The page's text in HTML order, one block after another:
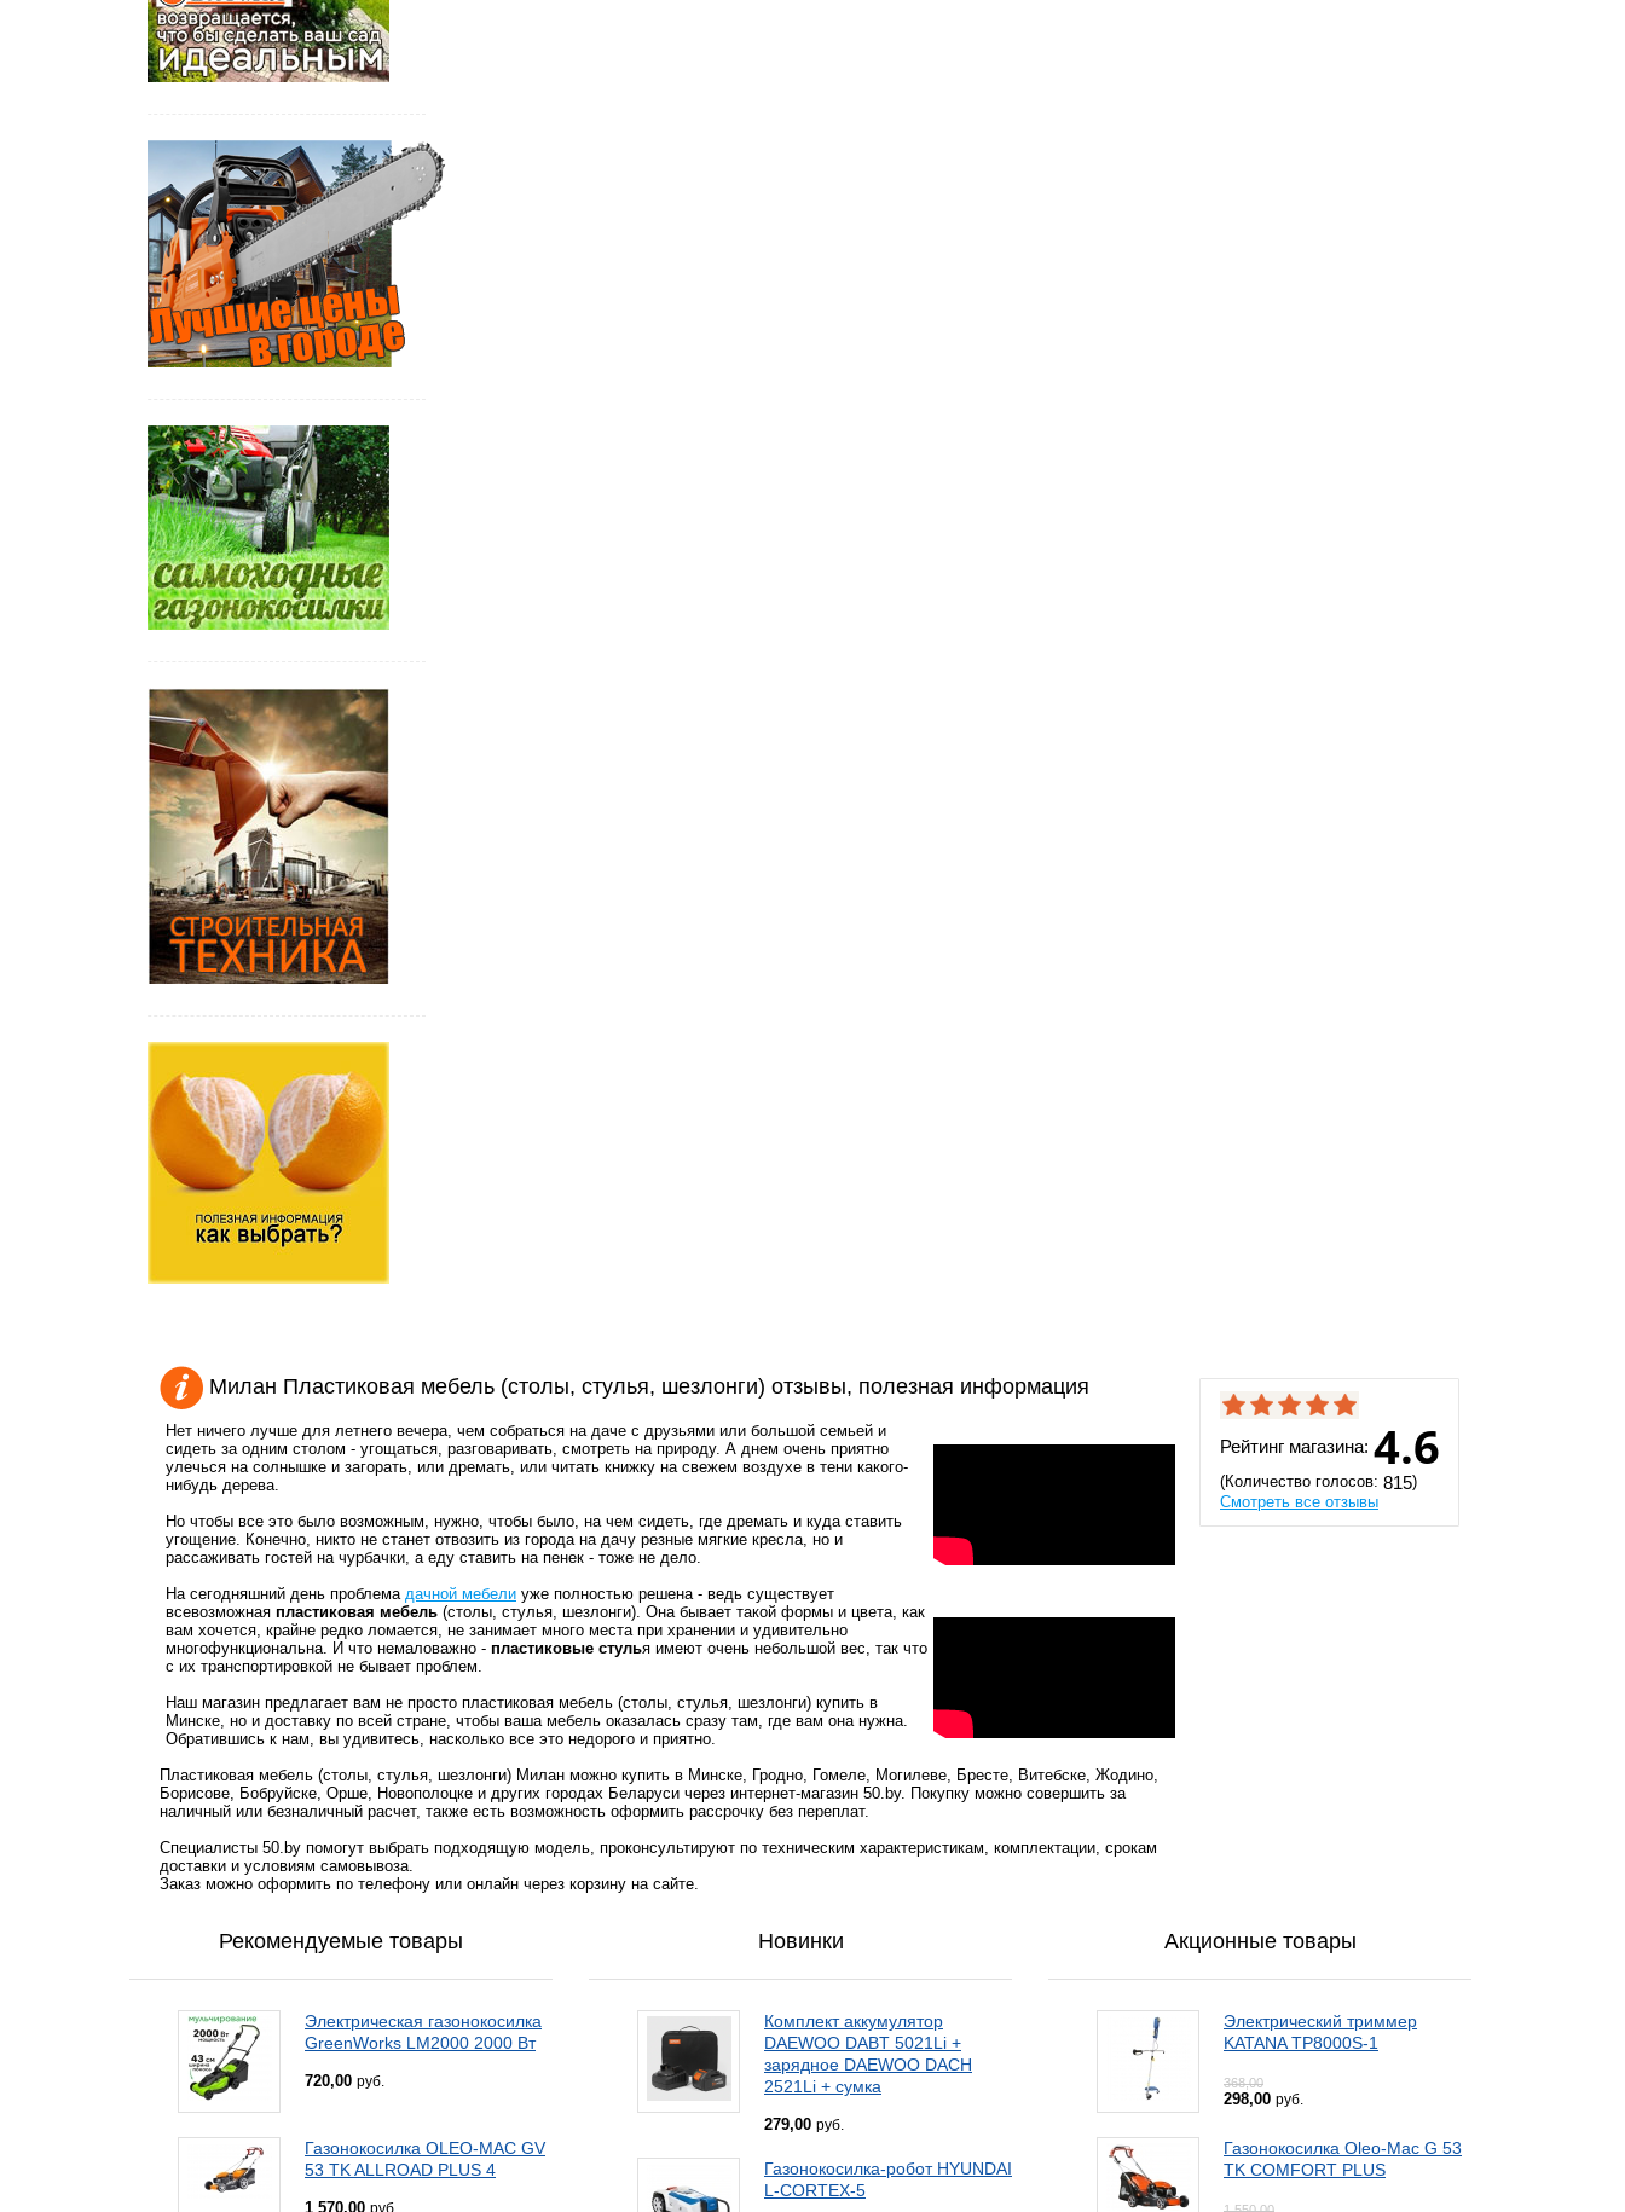
Милан Пластиковая мебель (столы, стулья, шезлонги) отзывы, полезная информация
Нет ничего лучше для летнего вечера, чем собраться на даче с друзьями или большой семьей и
сидеть за одним столом - угощаться, разговаривать, смотреть на природу. А днем очень приятно
улечься на солнышке и загорать, или дремать, или читать книжку на свежем воздухе в тени какого-
нибудь дерева.
Но чтобы все это было возможным, нужно, чтобы было, на чем сидеть, где дремать и куда ставить
угощение. Конечно, никто не станет отвозить из города на дачу резные мягкие кресла, но и
рассаживать гостей на чурбачки, а еду ставить на пенек - тоже не дело.
На сегодняшний день проблема дачной мебели уже полностью решена - ведь существует
всевозможная пластиковая мебель (столы, стулья, шезлонги). Она бывает такой формы и цвета, как
вам хочется, крайне редко ломается, не занимает много места при хранении и удивительно
многофункциональна. И что немаловажно - пластиковые стулья имеют очень небольшой вес, так что
с их транспортировкой не бывает проблем.
Наш магазин предлагает вам не просто пластиковая мебель (столы, стулья, шезлонги) купить в
Минске, но и доставку по всей стране, чтобы ваша мебель оказалась сразу там, где вам она нужна.
Обратившись к нам, вы удивитесь, насколько все это недорого и приятно.
Пластиковая мебель (столы, стулья, шезлонги) Милан можно купить в Минске, Гродно, Гомеле, Могилеве, Бресте, Витебске, Жодино,
Борисове, Бобруйске, Орше, Новополоцке и других городах Беларуси через интернет-магазин 50.by. Покупку можно совершить за
наличный или безналичный расчет, также есть возможность оформить рассрочку без переплат.
Специалисты 50.by помогут выбрать подходящую модель, проконсультируют по техническим характеристикам, комплектации, срокам
доставки и условиям самовывоза.
Заказ можно оформить по телефону или онлайн через корзину на сайте.
Рейтинг магазина: 4.6
(Количество голосов: 815)
Смотреть все отзывы
Рекомендуемые товары
Электрическая газонокосилка
GreenWorks LM2000 2000 Вт
720,00 руб.
Газонокосилка OLEO-MAC GV
53 TK ALLROAD PLUS 4
1 570,00 руб.
Новинки
Комплект аккумулятор
DAEWOO DABT 5021Li +
зарядное DAEWOO DACH
2521Li + сумка
279,00 руб.
Газонокосилка-робот HYUNDAI
L-CORTEX-5
Акционные товары
Электрический триммер
KATANA TP8000S-1
368,00
298,00 руб.
Газонокосилка Oleo-Mac G 53
TK COMFORT PLUS
1 550,00